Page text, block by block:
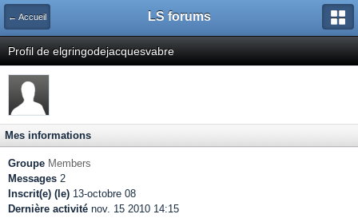
← Accueil LS forums
Profil de elgringodejacquesvabre
Mes informations
Groupe Members
Messages 2
Inscrit(e) (le) 13-octobre 08
Dernière activité nov. 15 2010 14:15